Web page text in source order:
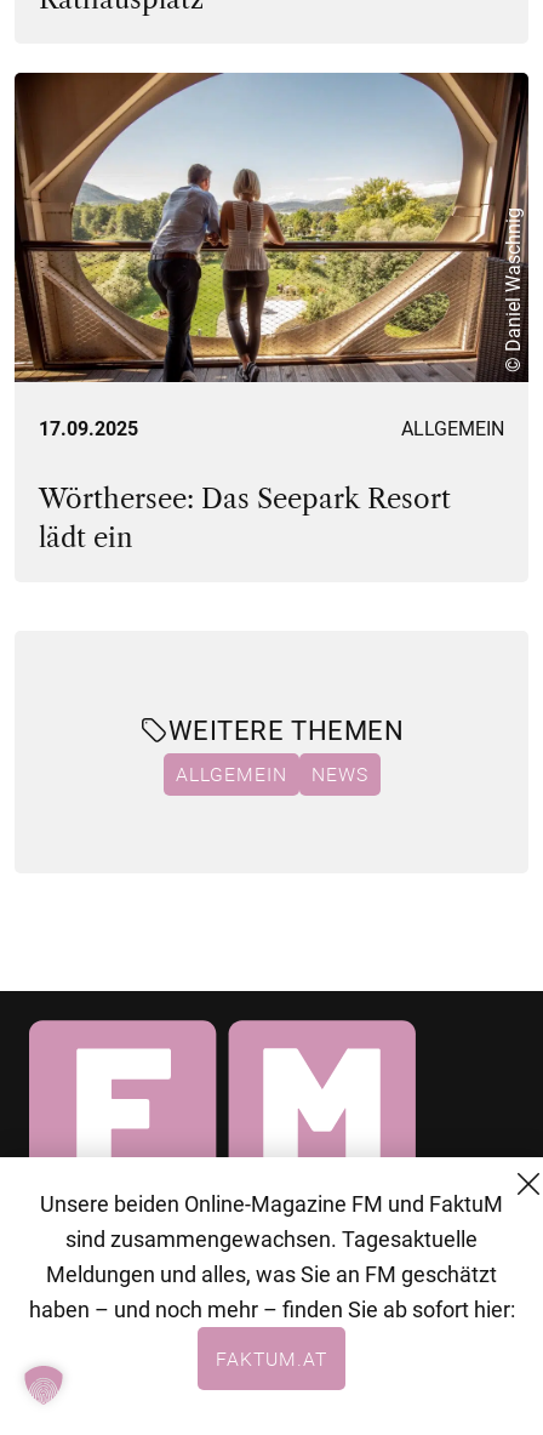
© Daniel Waschnig
17.09.2025 ALLGEMEIN
Wörthersee: Das Seepark Resort
lädt ein
WEITERE THEMEN
ALLGEMEIN NEWS
© 2026 MG Mediengruppe GmbH
MG Mediengruppe GmbH
Burgring 1/7
1010 Wien
+43 (1) 522 14 14
Unsere beiden Online-Magazine FM und FaktuM
sind zusammengewachsen. Tagesaktuelle
Meldungen und alles, was Sie an FM geschätzt
haben – und noch mehr – finden Sie ab sofort hier:
FAKTUM.AT